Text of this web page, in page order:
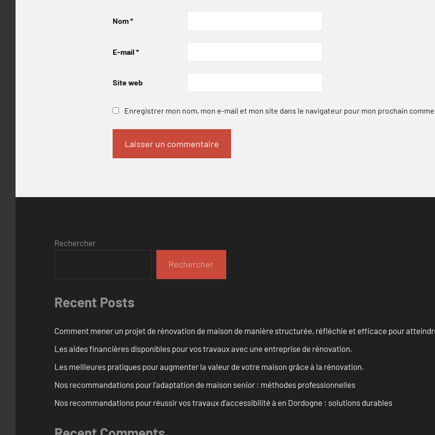
Nom*
E-mail *
Site web
Enregistrer mon nom, mon e-mail et mon site dans le navigateur pour mon prochain
Rechercher
Rechercher
Recent Posts
Comment mener un projet de rénovation de maison de manière structurée, réfléchie et efficace pour
Les aides financières disponibles pour vos travaux avec une entreprise de rénovation.
Les meilleures pratiques pour augmenter la valeur de votre maison grâce à la rénovation.
Nos recommandations pour l’adaptation de maison senior : méthodes professionnelles
Nos recommandations pour réussir vos travaux d’accessibilité à en Dordogne : solutions durables